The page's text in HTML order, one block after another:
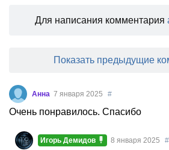
Для написания комментария
Показать предыдущие
Анна 7 января 2025 #
Очень понравилось. Спасибо
Игорь Демидов 8 января 2025 #